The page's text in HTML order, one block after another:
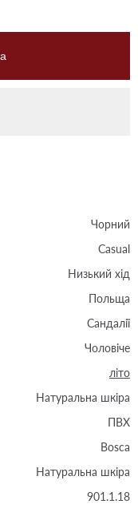
Чорний
Casual
Низький хід
Польща
Сандалії
Чоловіче
літо
Натуральна шкіра
ПВХ
Bosca
Натуральна шкіра
901.1.18